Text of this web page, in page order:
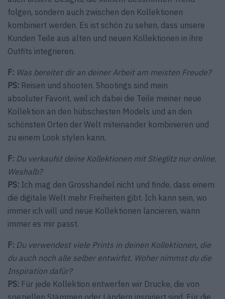
folgen, sondern auch zwischen den Kollektionen
kombiniert werden. Es ist schön zu sehen, dass unsere
Kunden Teile aus alten und neuen Kollektionen in ihre
Outfits integrieren.
F: Was bereitet dir an deiner Arbeit am meisten Freude?
PS: Reisen und shooten. Shootings sind mein
absoluter Favorit, weil ich dabei die Teile meiner neue
Kollektion an den hübschesten Models und an den
schönsten Orten der Welt miteinander kombinieren und
zu einem Look stylen kann.
F: Du verkaufst deine Kollektionen mit Stieglitz nur online.
Weshalb?
PS: Ich mag den Grosshandel nicht und finde, dass einem
die digitale Welt mehr Freiheiten gibt. Ich kann sein, wo
immer ich will und neue Kollektionen lancieren, wann
immer es mir passt.
F: Du verwendest viele Prints in deinen Kollektionen, die
du auch noch alle selber entwirfst. Woher nimmst du die
Inspira­tion dafür?
PS: Für jede Kollektion entwerfen wir Drucke, die von